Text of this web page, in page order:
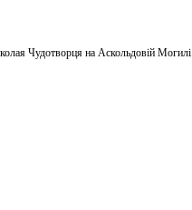
Чудотворця на Аскольдовій Могилі